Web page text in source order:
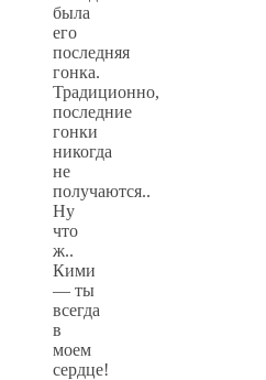
была
его
последняя
гонка.
Традиционно,
последние
гонки
никогда
не
получаются..
Ну
что
ж..
Кими
— ты
всегда
в
моем
сердце!